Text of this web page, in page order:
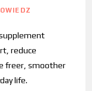
reduce
freer, smoother
life.